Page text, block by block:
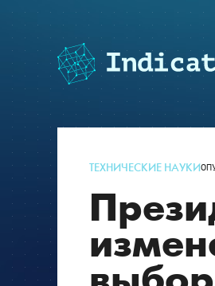
ТЕХНИЧЕСКИЕ НАУКИ